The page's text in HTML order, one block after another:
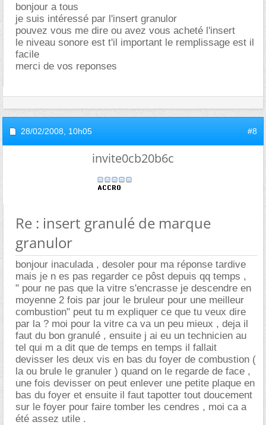
bonjour a tous
je suis intéressé par l'insert granulor
pouvez vous me dire ou avez vous acheté l'insert
le niveau sonore est t'il important le remplissage est il
facile
merci de vos reponses
28/02/2008, 10h05 #8
invite0cb20b6c
Re : insert granulé de marque
granulor
bonjour inaculada , desoler pour ma réponse tardive
mais je n es pas regarder ce pôst depuis qq temps ,
" pour ne pas que la vitre s'encrasse je descendre en
moyenne 2 fois par jour le bruleur pour une meilleur
combustion" peut tu m expliquer ce que tu veux dire
par la ? moi pour la vitre ca va un peu mieux , deja il
faut du bon granulé , ensuite j ai eu un technicien au
tel qui m a dit que de temps en temps il fallait
devisser les deux vis en bas du foyer de combustion (
la ou brule le granuler ) quand on le regarde de face ,
une fois devisser on peut enlever une petite plaque en
bas du foyer et ensuite il faut tapotter tout doucement
sur le foyer pour faire tomber les cendres , moi ca a
été assez utile .